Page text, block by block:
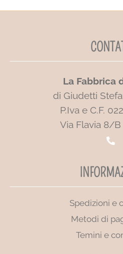
La Fabbrica
di Giudetti
P.Iva e C.F.
Via Flavia 8/B
Spedizioni e
Metodi di
Temini e